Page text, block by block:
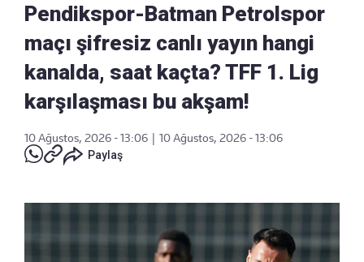
Pendikspor-Batman Petrolspor
maçı şifresiz canlı yayın hangi
kanalda, saat kaçta? TFF 1. Lig
karşılaşması bu akşam!
10 Ağustos, 2026 - 13:06
10 Ağustos, 2026 - 13:06
Paylaş